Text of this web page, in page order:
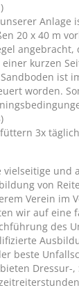
Anlage
20 x 40 m
einer kurzen
ist
worden.
3x
vielseitige und
von
Verein im
wir auf eine
des
beste
Dressur-,